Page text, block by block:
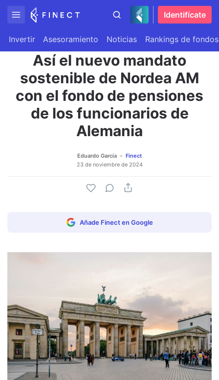
Identifícate
Invertir Asesoramiento Noticias Rankings de fondos
Así el nuevo mandato
sostenible de Nordea AM
con el fondo de pensiones
de los funcionarios de
Alemania
Eduardo García
Finect
23 de noviembre de 2024
Añade Finect en Google